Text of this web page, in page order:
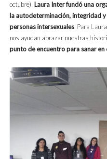
octubre), Laura Inter fundó una
la autodeterminación, integridad
personas intersexuales. Para
nos ayudan abrazar nuestras
punto de encuentro para sanar en